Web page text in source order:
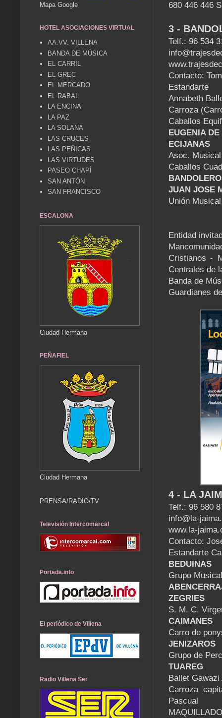
680 446 446
3 -
Telf.: 96 534
Contacto:
Estandarte
Annabeth
Carroza
Caballos
EUGENIA
ECIJANAS
Asoc.
Caballos
JUAN JOSE
Unión
Entidad
Cristianos -
Centrales de
Banda de
Guardianes
4 - LA
Telf.: 96 580
info@la-
www.la-
Contacto:
Estandarte
BEDUINAS
Grupo
ZEGRIES
S. M. C.
CAIMANES
Carro de
JENIZAROS
Grupo de
TUAREG
Ballet
Carroza
Pascual
Mapa Google
HOTEL ASOCIACIONES VIRTUAL
AA.VV. VILLENA
BANDA DE MÚSICA
EL CARRIL
EL GREC
EL MERCADO
EL RABAL
LA ENCINA
LA PAZ
LA SOLANA
LAS CRUCES
LAS PEÑICAS
LAS VIRTUDES
PASEO CHAPÍ
SAN ANTÓN
SAN FRANCISCO
ESCALONA
Ciudad Hermana
PEÑAFIEL
Ciudad Hermana
PRENSA/RADIO/TV
Televisión Intercomarcal
Portada.info
El periódico de Villena
Radio Villena Ser